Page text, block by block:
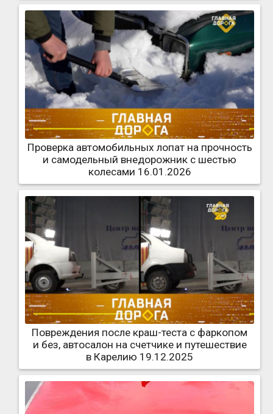
Проверка автомобильных лопат на прочность
и самодельный внедорожник с шестью
колесами 16.01.2026
Повреждения после краш-теста с фаркопом
и без, автосалон на счетчике и путешествие
в Карелию 19.12.2025